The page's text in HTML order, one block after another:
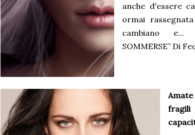
anche d'essere
ormai
cambiano e...
SOMMERSE” Di